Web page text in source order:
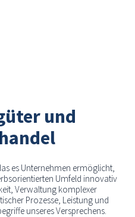
und
es Unternehmen ermöglicht,
Umfeld innovativ
Verwaltung komplexer
Prozesse, Leistung und
unseres Versprechens.